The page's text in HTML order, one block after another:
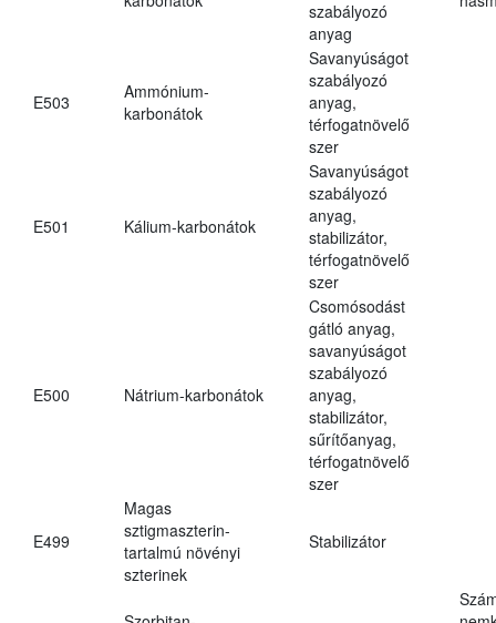
szabályozó
anyag
E503
Ammónium-
karbonátok
Savanyúságot
szabályozó
anyag,
térfogatnövelő
szer
E501 Kálium-karbonátok
Savanyúságot
szabályozó
anyag,
stabilizátor,
térfogatnövelő
szer
E500 Nátrium-karbonátok
Csomósodást
gátló anyag,
savanyúságot
szabályozó
anyag,
stabilizátor,
sűrítőanyag,
térfogatnövelő
szer
E499
Magas
sztigmaszterin-
tartalmú növényi
szterinek
Stabilizátor